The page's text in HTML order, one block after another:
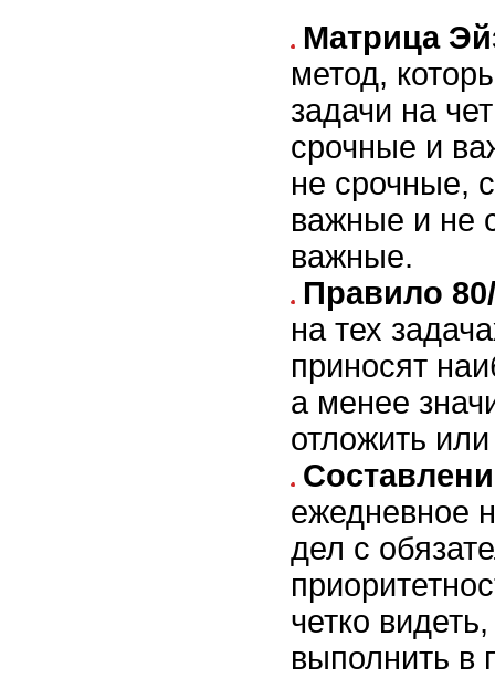
Матрица
метод,
задачи на
срочные и
не срочные,
важные и не
важные.
Правило
на тех
приносят
а менее
отложить
ежедневное
дел с
четко
выполнить в